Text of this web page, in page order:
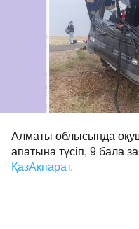
Алматы облысында
апатына түсіп, 9 бала
ҚазАқпарат.